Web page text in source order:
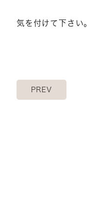
気を付けて下さい。
PREV